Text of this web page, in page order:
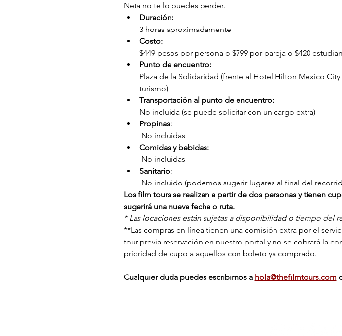
Neta no te lo puedes perder.
Duración:
3 horas aproximadamente
Costo:
$449 pesos por persona o $799 por pareja o $420
Punto de encuentro:
Plaza de la Solidaridad (frente al Hotel Hilton Mexico
turismo)
Transportación al punto de encuentro:
No incluida (se puede solicitar con un cargo extra)
Propinas:
No incluidas
Comidas y bebidas:
No incluidas
Sanitario:
No incluido (podemos sugerir lugares al final del
Los film tours se realizan a partir de dos personas y tienen
sugerirá una nueva fecha o ruta.
* Las locaciones están sujetas a disponibilidad o tiempo del
**Las compras en línea tienen una comisión extra por el
tour previa reservación en nuestro portal y no se cobrará la
prioridad de cupo a aquellos con boleto ya comprado.
Cualquier duda puedes escribirnos a hola@thefilmtours.com